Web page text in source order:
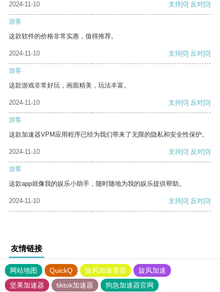
2024-11-10
支持[0] 反对[0]
游客
这款软件的价格非常实惠，值得推荐。
2024-11-10 支持[0] 反对[0]
游客
这款游戏非常好玩，画面精美，玩法丰富。
2024-11-10 支持[0] 反对[0]
游客
这款加速器VPM应用程序已经为我们带来了无限的隐私和安全性保护。
2024-11-10 支持[0] 反对[0]
游客
这款app就像我的娱乐小助手，随时随地为我的娱乐提供帮助。
2024-11-10 支持[0] 反对[0]
友情链接
网站地图 QuickQ 旋风加速度器
旋风加速
坚果加速器
tiktok加速器
狗急加速器官网